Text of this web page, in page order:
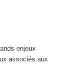
enjeux
associés aux